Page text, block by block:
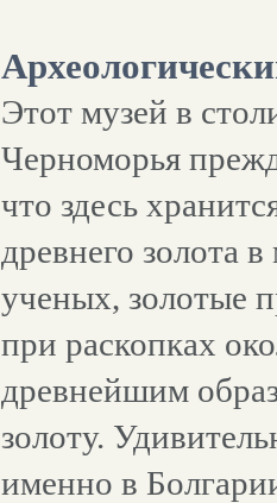
Этот музей в
Черноморья
что здесь
древнего золота
ученых, золотые
при раскопках
древнейшим
золоту.
именно в